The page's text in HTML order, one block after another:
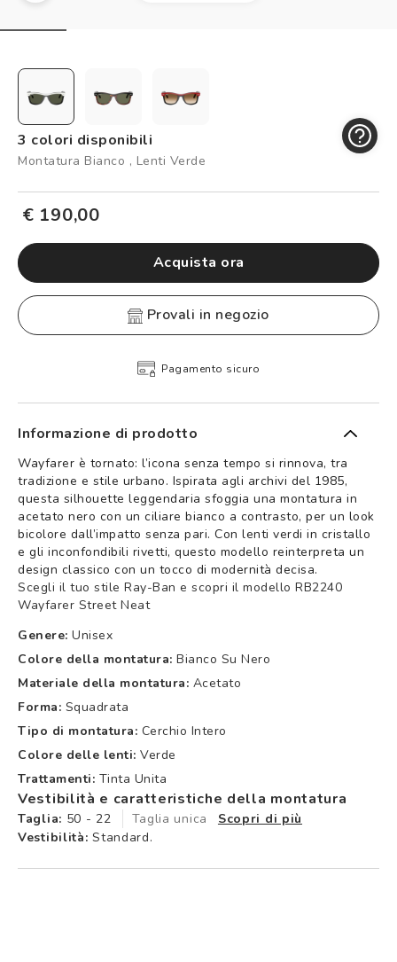
Controllo visivo
Logout
3 colori disponibili
Montatura Bianco , Lenti Verde
€ 190,00
Acquista ora
provali in negozio
Pagamento sicuro
Informazione di prodotto
Wayfarer è tornato: l’icona senza tempo si rinnova, tra
tradizione e stile urbano. Ispirata agli archivi del 1985,
questa silhouette leggendaria sfoggia una montatura in
acetato nero con un ciliare bianco a contrasto, per un look
bicolore dall’impatto senza pari. Con lenti verdi in cristallo
e gli inconfondibili rivetti, questo modello reinterpreta un
design classico con un tocco di modernità decisa.
Scegli il tuo stile Ray-Ban e scopri il modello RB2240
Wayfarer Street Neat
Genere: Unisex
Colore della montatura: Bianco Su Nero
Materiale della montatura: Acetato
Forma: Squadrata
Tipo di montatura: Cerchio Intero
Colore delle lenti: Verde
Trattamenti: Tinta Unita
Vestibilità e caratteristiche della montatura
Taglia: 50 - 22 Taglia unica
Scopri di più
Vestibilità: Standard.